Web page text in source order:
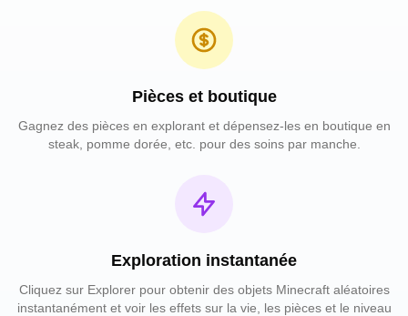
Pièces et boutique
Gagnez des pièces en explorant et dépensez-les en boutique en
steak, pomme dorée, etc. pour des soins par manche.
Exploration instantanée
Cliquez sur Explorer pour obtenir des objets Minecraft aléatoires
instantanément et voir les effets sur la vie, les pièces et le niveau